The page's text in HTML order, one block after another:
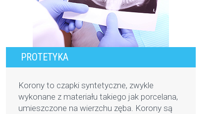
PROTETYKA
Korony to czapki syntetyczne, zwykle
wykonane z materiału takiego jak porcelana,
umieszczone na wierzchu zęba. Korony są